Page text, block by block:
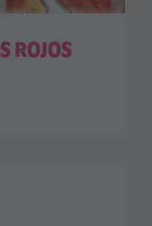
ROJOS